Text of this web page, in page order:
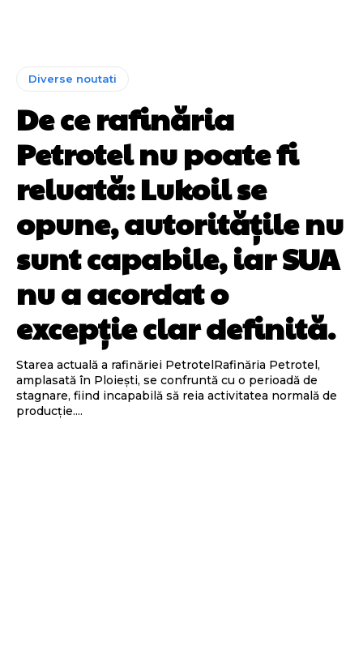
Diverse noutati
De ce rafinăria
Petrotel nu poate fi
reluată: Lukoil se
opune, autoritățile nu
sunt capabile, iar SUA
nu a acordat o
excepție clar definită.
Starea actuală a rafinăriei PetrotelRafinăria Petrotel,
amplasată în Ploiești, se confruntă cu o perioadă de
stagnare, fiind incapabilă să reia activitatea normală de
producție....